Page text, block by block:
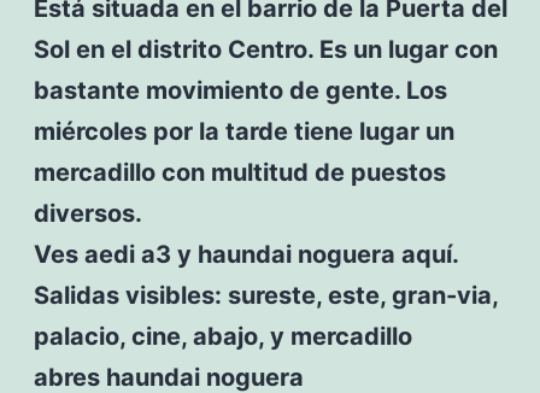
Está situada en el barrio de la Puerta del
Sol en el distrito Centro. Es un lugar con
bastante movimiento de gente. Los
miércoles por la tarde tiene lugar un
mercadillo con multitud de puestos
diversos.
Ves aedi a3 y haundai noguera aquí.
Salidas visibles: sureste, este, gran-via,
palacio, cine, abajo, y mercadillo
abres haundai noguera